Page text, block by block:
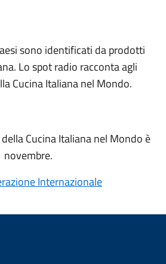
sono identificati da prodotti
Lo spot radio racconta agli
Cucina Italiana nel Mondo.
Cucina Italiana nel Mondo è
novembre.
Internazionale